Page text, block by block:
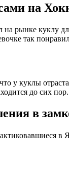
на
рынке куклу
так
у куклы
до сих
в
в